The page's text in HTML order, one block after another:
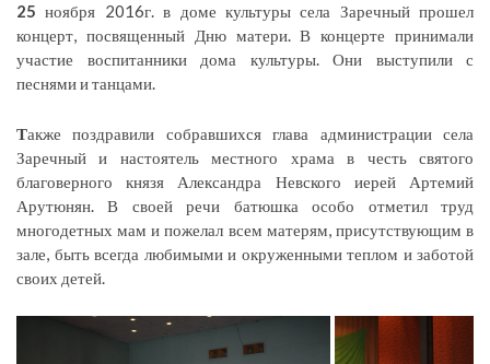
25 ноября 2016г. в доме культуры села Заречный прошел
концерт, посвященный Дню матери. В концерте принимали
участие воспитанники дома культуры. Они выступили с
песнями и танцами.
Также поздравили собравшихся глава администрации села
Заречный и настоятель местного храма в честь святого
благоверного князя Александра Невского иерей Артемий
Арутюнян. В своей речи батюшка особо отметил труд
многодетных мам и пожелал всем матерям, присутствующим в
зале, быть всегда любимыми и окруженными теплом и заботой
своих детей.